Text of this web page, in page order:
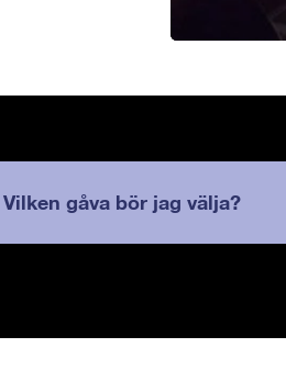
Vilken gåva bör jag välja?